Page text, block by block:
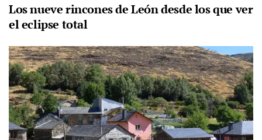
Los nueve rincones de León desde los que ver
el eclipse total